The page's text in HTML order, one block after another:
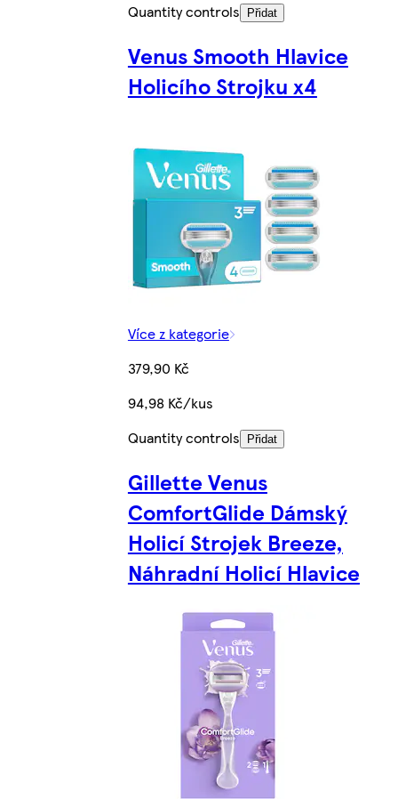
Quantity controls
Přidat
Venus Smooth Hlavice
Holicího Strojku x4
Více z kategorie
379,90 Kč
94,98 Kč/kus
Quantity controls
Přidat
Gillette Venus
ComfortGlide Dámský
Holicí Strojek Breeze,
Náhradní Holicí Hlavice